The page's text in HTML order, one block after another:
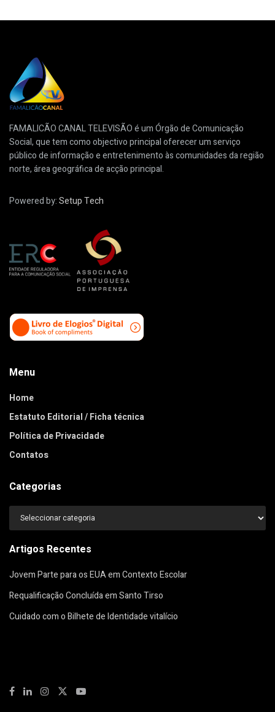
FAMALICÃO CANAL TELEVISÃO é um Órgão de Comunicação
Social, que tem como objectivo principal oferecer um serviço
público de informação e entretenimento às comunidades da região
norte, área geográfica de acção principal.
Powered by:Setup Tech
Menu
Home
Estatuto Editorial / Ficha técnica
Política de Privacidade
Contatos
Categorias
Categorias
Artigos Recentes
Jovem Parte para os EUA em Contexto Escolar
Requalificação Concluída em Santo Tirso
Cuidado com o Bilhete de Identidade vitalício